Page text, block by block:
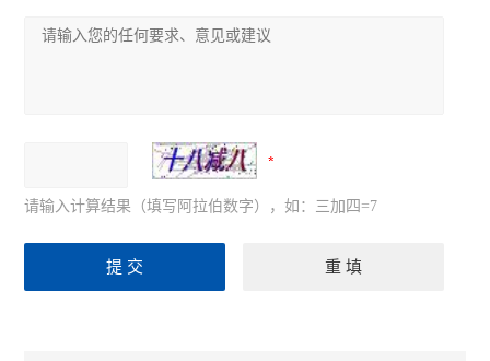
请输入计算结果（填写阿拉伯数字），如：三加四=7